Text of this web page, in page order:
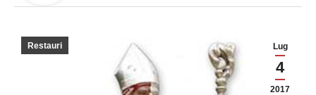
Lug
4
2017
Restauri